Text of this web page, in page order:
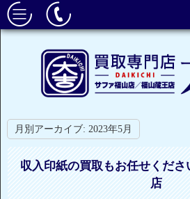
月別アーカイブ: 2023年5月
収入印紙の買取もお任せくだ
店